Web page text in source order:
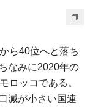
ら40位へと落ち
なみに2020年の
ロッコである。
減が小さい国連